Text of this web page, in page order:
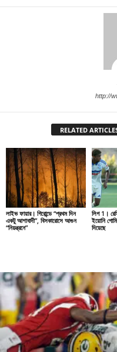
http://
RELATED
লাইভ ফায়ার। গিরোন্ডে “প্রথম দিন
একটু আশাবাদী”, বিসকারোসে আগুন
“নিয়ন্ত্রনে”
লিগ 1।
ইয়োনি
দিয়েছে